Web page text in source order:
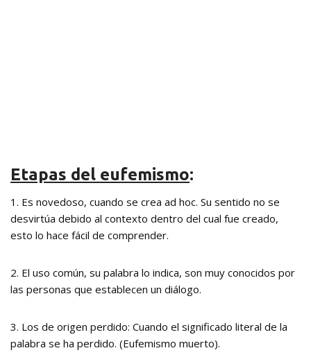
Etapas del eufemismo:
1. Es novedoso, cuando se crea ad hoc. Su sentido no se
desvirtúa debido al contexto dentro del cual fue creado,
esto lo hace fácil de comprender.
2. El uso común, su palabra lo indica, son muy conocidos por
las personas que establecen un diálogo.
3. Los de origen perdido: Cuando el significado literal de la
palabra se ha perdido. (Eufemismo muerto).